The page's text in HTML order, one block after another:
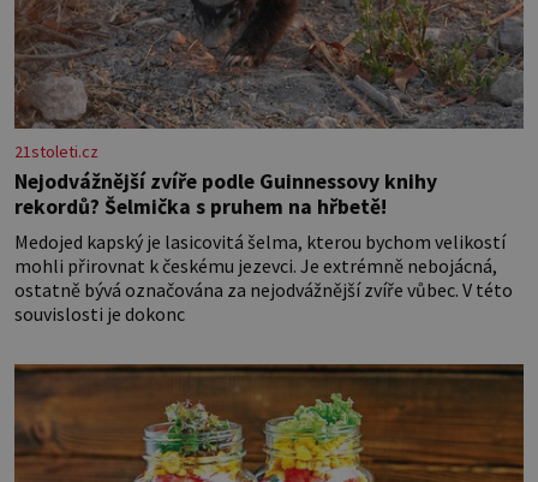
21stoleti.cz
Nejodvážnější zvíře podle Guinnessovy knihy
rekordů? Šelmička s pruhem na hřbetě!
Medojed kapský je lasicovitá šelma, kterou bychom velikostí
mohli přirovnat k českému jezevci. Je extrémně nebojácná,
ostatně bývá označována za nejodvážnější zvíře vůbec. V této
souvislosti je dokonc